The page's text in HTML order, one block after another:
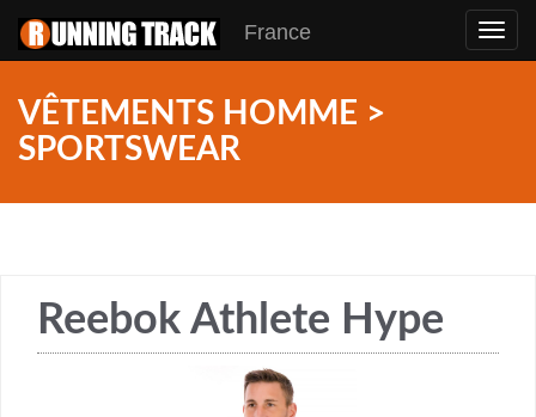
France
VÊTEMENTS HOMME >
SPORTSWEAR
Reebok Athlete Hype